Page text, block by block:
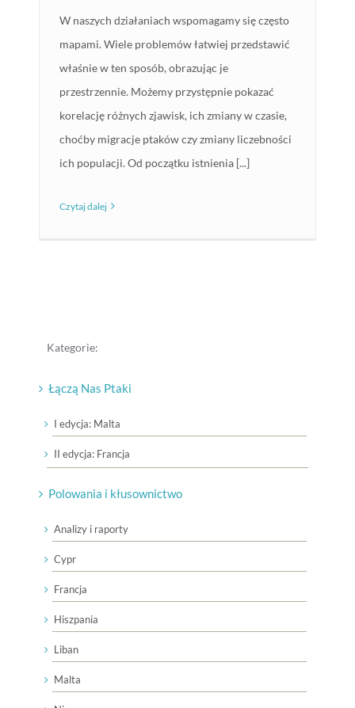
W naszych działaniach wspomagamy się często
mapami. Wiele problemów łatwiej przedstawić
właśnie w ten sposób, obrazując je
przestrzennie. Możemy przystępnie pokazać
korelację różnych zjawisk, ich zmiany w czasie,
choćby migracje ptaków czy zmiany liczebności
ich populacji. Od początku istnienia [...]
Czytaj dalej
Kategorie:
Łączą Nas Ptaki
I edycja: Malta
II edycja: Francja
Polowania i kłusownictwo
Analizy i raporty
Cypr
Francja
Hiszpania
Liban
Malta